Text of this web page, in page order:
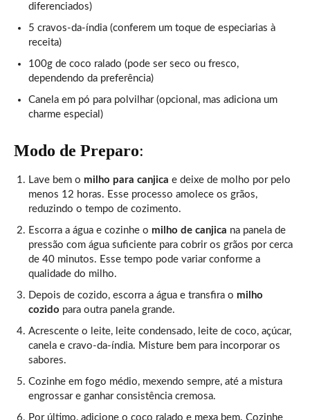
diferenciados)
5 cravos-da-índia (conferem um toque de especiarias à
receita)
100g de coco ralado (pode ser seco ou fresco,
dependendo da preferência)
Canela em pó para polvilhar (opcional, mas adiciona um
charme especial)
Modo de Preparo:
Lave bem o milho para canjica e deixe de molho por pelo
menos 12 horas. Esse processo amolece os grãos,
reduzindo o tempo de cozimento.
Escorra a água e cozinhe o milho de canjica na panela de
pressão com água suficiente para cobrir os grãos por cerca
de 40 minutos. Esse tempo pode variar conforme a
qualidade do milho.
Depois de cozido, escorra a água e transfira o milho
cozido para outra panela grande.
Acrescente o leite, leite condensado, leite de coco, açúcar,
canela e cravo-da-índia. Misture bem para incorporar os
sabores.
Cozinhe em fogo médio, mexendo sempre, até a mistura
engrossar e ganhar consistência cremosa.
Por último, adicione o coco ralado e mexa bem. Cozinhe